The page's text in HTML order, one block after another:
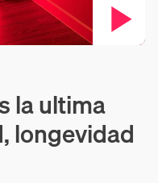
la ultima
longevidad